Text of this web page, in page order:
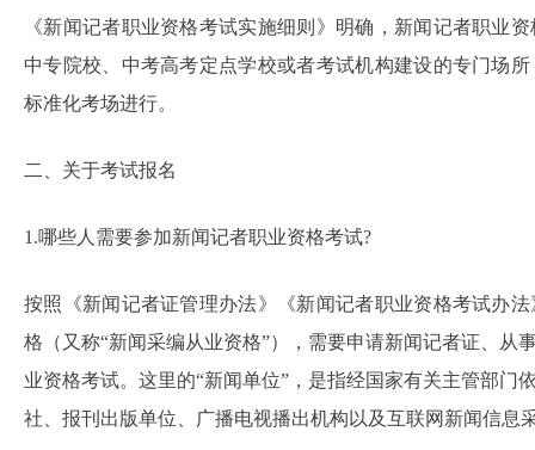
《新闻记者职业资格考试实施细则》明确，新闻记者职业
中专院校、中考高考定点学校或者考试机构建设的专门场
标准化考场进行。
二、关于考试报名
1.哪些人需要参加新闻记者职业资格考试?
按照《新闻记者证管理办法》《新闻记者职业资格考试办
格（又称“新闻采编从业资格”），需要申请新闻记者证、从
业资格考试。这里的“新闻单位”，是指经国家有关主管部门
社、报刊出版单位、广播电视播出机构以及互联网新闻信息